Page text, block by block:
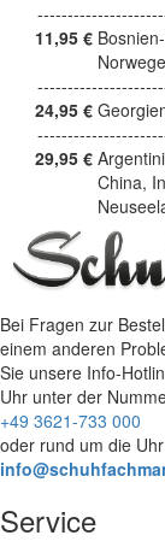
11,95 €
24,95 €
29,95 €
China,
Bei Fragen zur
einem anderen
Sie unsere Info-
Uhr unter der
+49 3621-733 000
oder rund um die
Service